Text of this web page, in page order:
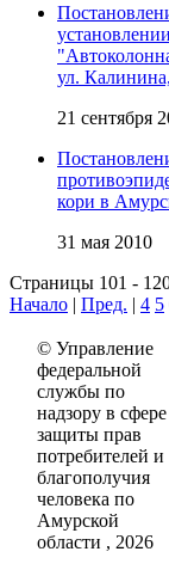
ул.
21 сентября
кори в
31 мая 2010
Страницы 101 -
Начало | Пред. | 4 5
© Управление
федеральной
службы по
надзору в сфере
защиты прав
потребителей и
благополучия
человека по
Амурской
области , 2026